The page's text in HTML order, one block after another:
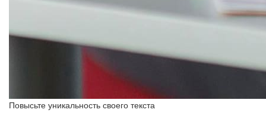
Повысьте уникальность своего текста